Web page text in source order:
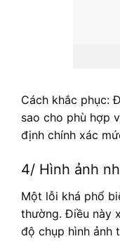
Cách khắc phục:
sao cho phù hợp
định chính xác
4/ Hình ảnh
Một lỗi khá phổ
thường. Điều này
độ chụp hình ảnh